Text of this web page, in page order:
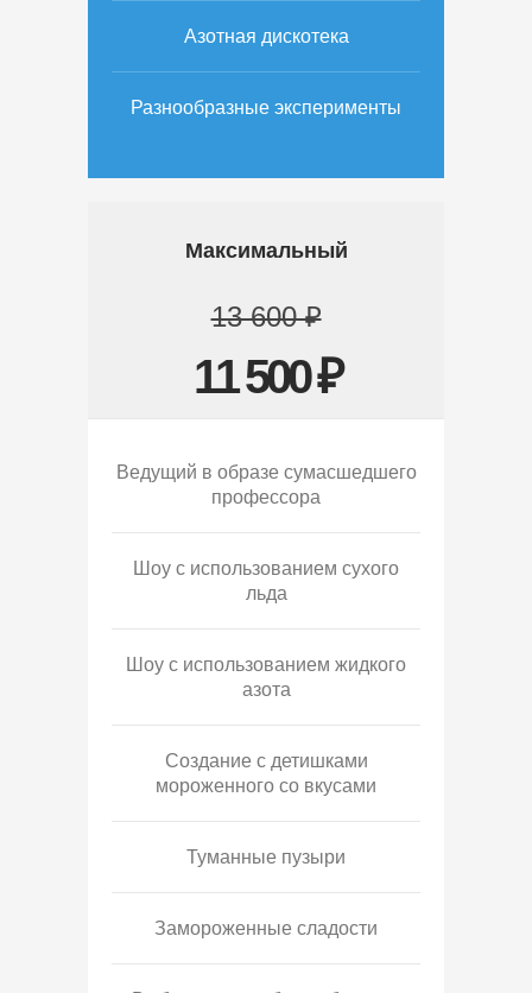
Азотная дискотека
Разнообразные эксперименты
Максимальный
13 600 ₽
11 500 ₽
Ведущий в образе сумасшедшего
профессора
Шоу с использованием сухого
льда
Шоу с использованием жидкого
азота
Создание с детишками
мороженного со вкусами
Туманные пузыри
Замороженные сладости